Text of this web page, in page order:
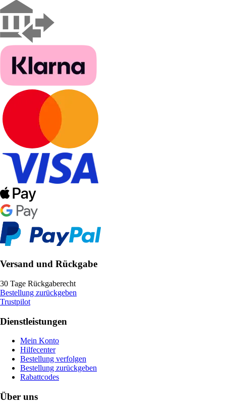
Versand und Rückgabe
30 Tage Rückgaberecht
Bestellung zurückgeben
Trustpilot
Dienstleistungen
Mein Konto
Hilfecenter
Bestellung verfolgen
Bestellung zurückgeben
Rabattcodes
Über uns